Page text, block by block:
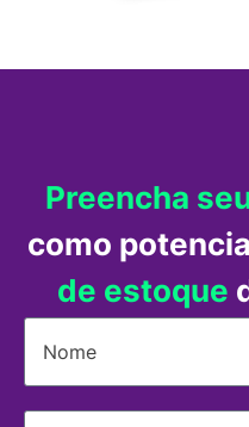
Preencha
como
de estoque